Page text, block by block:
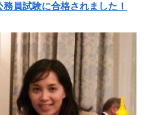
員試験に合格されました！